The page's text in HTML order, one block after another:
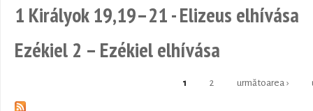
1 Királyok 19,19–21 - Elizeus elhívása
Ezékiel 2 – Ezékiel elhívása
1 2 următoarea ›